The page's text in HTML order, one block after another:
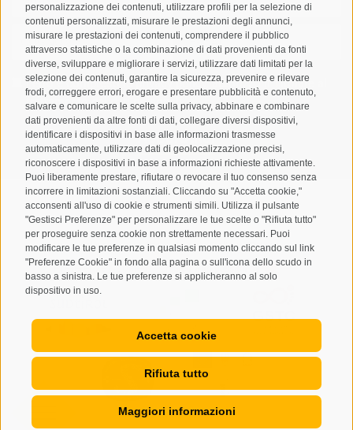
personalizzazione dei contenuti, utilizzare profili per la selezione di
contenuti personalizzati, misurare le prestazioni degli annunci,
misurare le prestazioni dei contenuti, comprendere il pubblico
attraverso statistiche o la combinazione di dati provenienti da fonti
diverse, sviluppare e migliorare i servizi, utilizzare dati limitati per la
selezione dei contenuti, garantire la sicurezza, prevenire e rilevare
frodi, correggere errori, erogare e presentare pubblicità e contenuto,
salvare e comunicare le scelte sulla privacy, abbinare e combinare
dati provenienti da altre fonti di dati, collegare diversi dispositivi,
identificare i dispositivi in base alle informazioni trasmesse
automaticamente, utilizzare dati di geolocalizzazione precisi,
riconoscere i dispositivi in base a informazioni richieste attivamente.
Puoi liberamente prestare, rifiutare o revocare il tuo consenso senza
incorrere in limitazioni sostanziali. Cliccando su "Accetta cookie,"
acconsenti all'uso di cookie e strumenti simili. Utilizza il pulsante
"Gestisci Preferenze" per personalizzare le tue scelte o "Rifiuta tutto"
per proseguire senza cookie non strettamente necessari. Puoi
modificare le tue preferenze in qualsiasi momento cliccando sul link
"Preferenze Cookie" in fondo alla pagina o sull'icona dello scudo in
basso a sinistra. Le tue preferenze si applicheranno al solo
dispositivo in uso.
Accetta cookie
Rifiuta tutto
Maggiori informazioni
Letto e compreso laprivacy policy, autorizzo il Titolare al
trattamento dei dati personali
ABBONARSI
Mappa del sito • Credits • Cookie Policy • Privacy •
Preferenze Cookies • created with passion by